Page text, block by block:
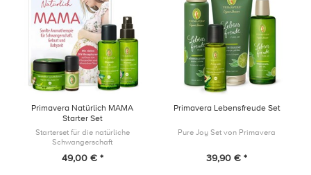
Primavera Natürlich MAMA
Starter Set
Starterset für die natürliche
Schwangerschaft
49,00 € *
Primavera Lebensfreude Set
Pure Joy Set von Primavera
39,90 € *